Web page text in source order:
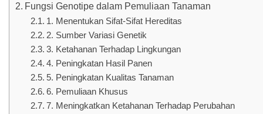
Fungsi Genotipe dalam Pemuliaan Tanaman
1. Menentukan Sifat-Sifat Hereditas
2. Sumber Variasi Genetik
3. Ketahanan Terhadap Lingkungan
4. Peningkatan Hasil Panen
5. Peningkatan Kualitas Tanaman
6. Pemuliaan Khusus
7. Meningkatkan Ketahanan Terhadap Perubahan